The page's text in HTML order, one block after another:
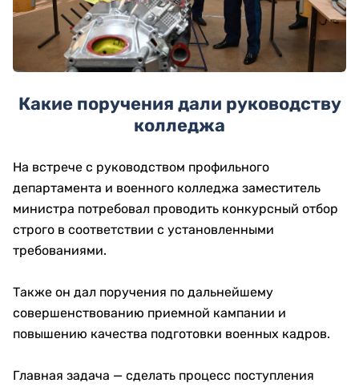
Какие поручения дали руководству
колледжа
На встрече с руководством профильного
департамента и военного колледжа заместитель
министра потребовал проводить конкурсный отбор
строго в соответствии с установленными
требованиями.
Также он дал поручения по дальнейшему
совершенствованию приемной кампании и
повышению качества подготовки военных кадров.
Главная задача — сделать процесс поступления